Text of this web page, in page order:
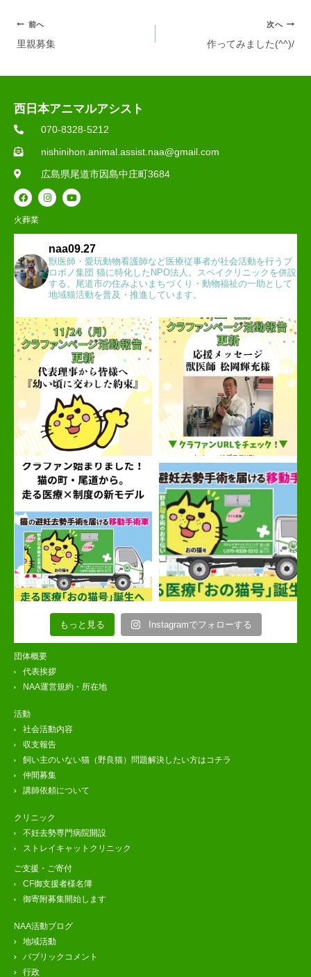
前へ
里親募集
次へ
作ってみました(^^)/
西日本アニマルアシスト
070-8328-5212
nishinihon.animal.assist.naa@gmail.com
広島県尾道市因島中庄町3684
火葬業
naa09.27
獣医師・愛玩動物看護師など医療従事者が社会活動を行うプ
ロボノ集団 猫に特化したNPO法人。スペイクリニックを併設
する。尾道市の住みよいまちづくり・動物福祉の一助として
地域猫活動を普及・推進しています。
もっと見る Instagramでフォローする
団体概要
代表挨拶
NAA運営規約・所在地
活動
社会活動内容
収支報告
飼い主のいない猫（野良猫）問題解決したい方はコチラ
仲間募集
講師依頼について
クリニック
不妊去勢専門病院開設
ストレイキャットクリニック
ご支援・ご寄付
CF御支援者様名簿
御寄附募集開始します
NAA活動ブログ
地域活動
パブリックコメント
行政